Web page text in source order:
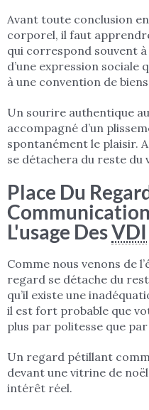
Avant toute conclusion
corporel, il faut
qui correspond souvent
d’une expression sociale
à une convention de
Un sourire authentique
accompagné d’un
spontanément le plaisir.
se détachera du reste du
Place Du
L'usage DesVDI
Comme nous venons de
regard se détache du
qu’il existe une
il est fort probable que
plus par politesse que
Un regard pétillant
devant une vitrine de
intérêt réel.